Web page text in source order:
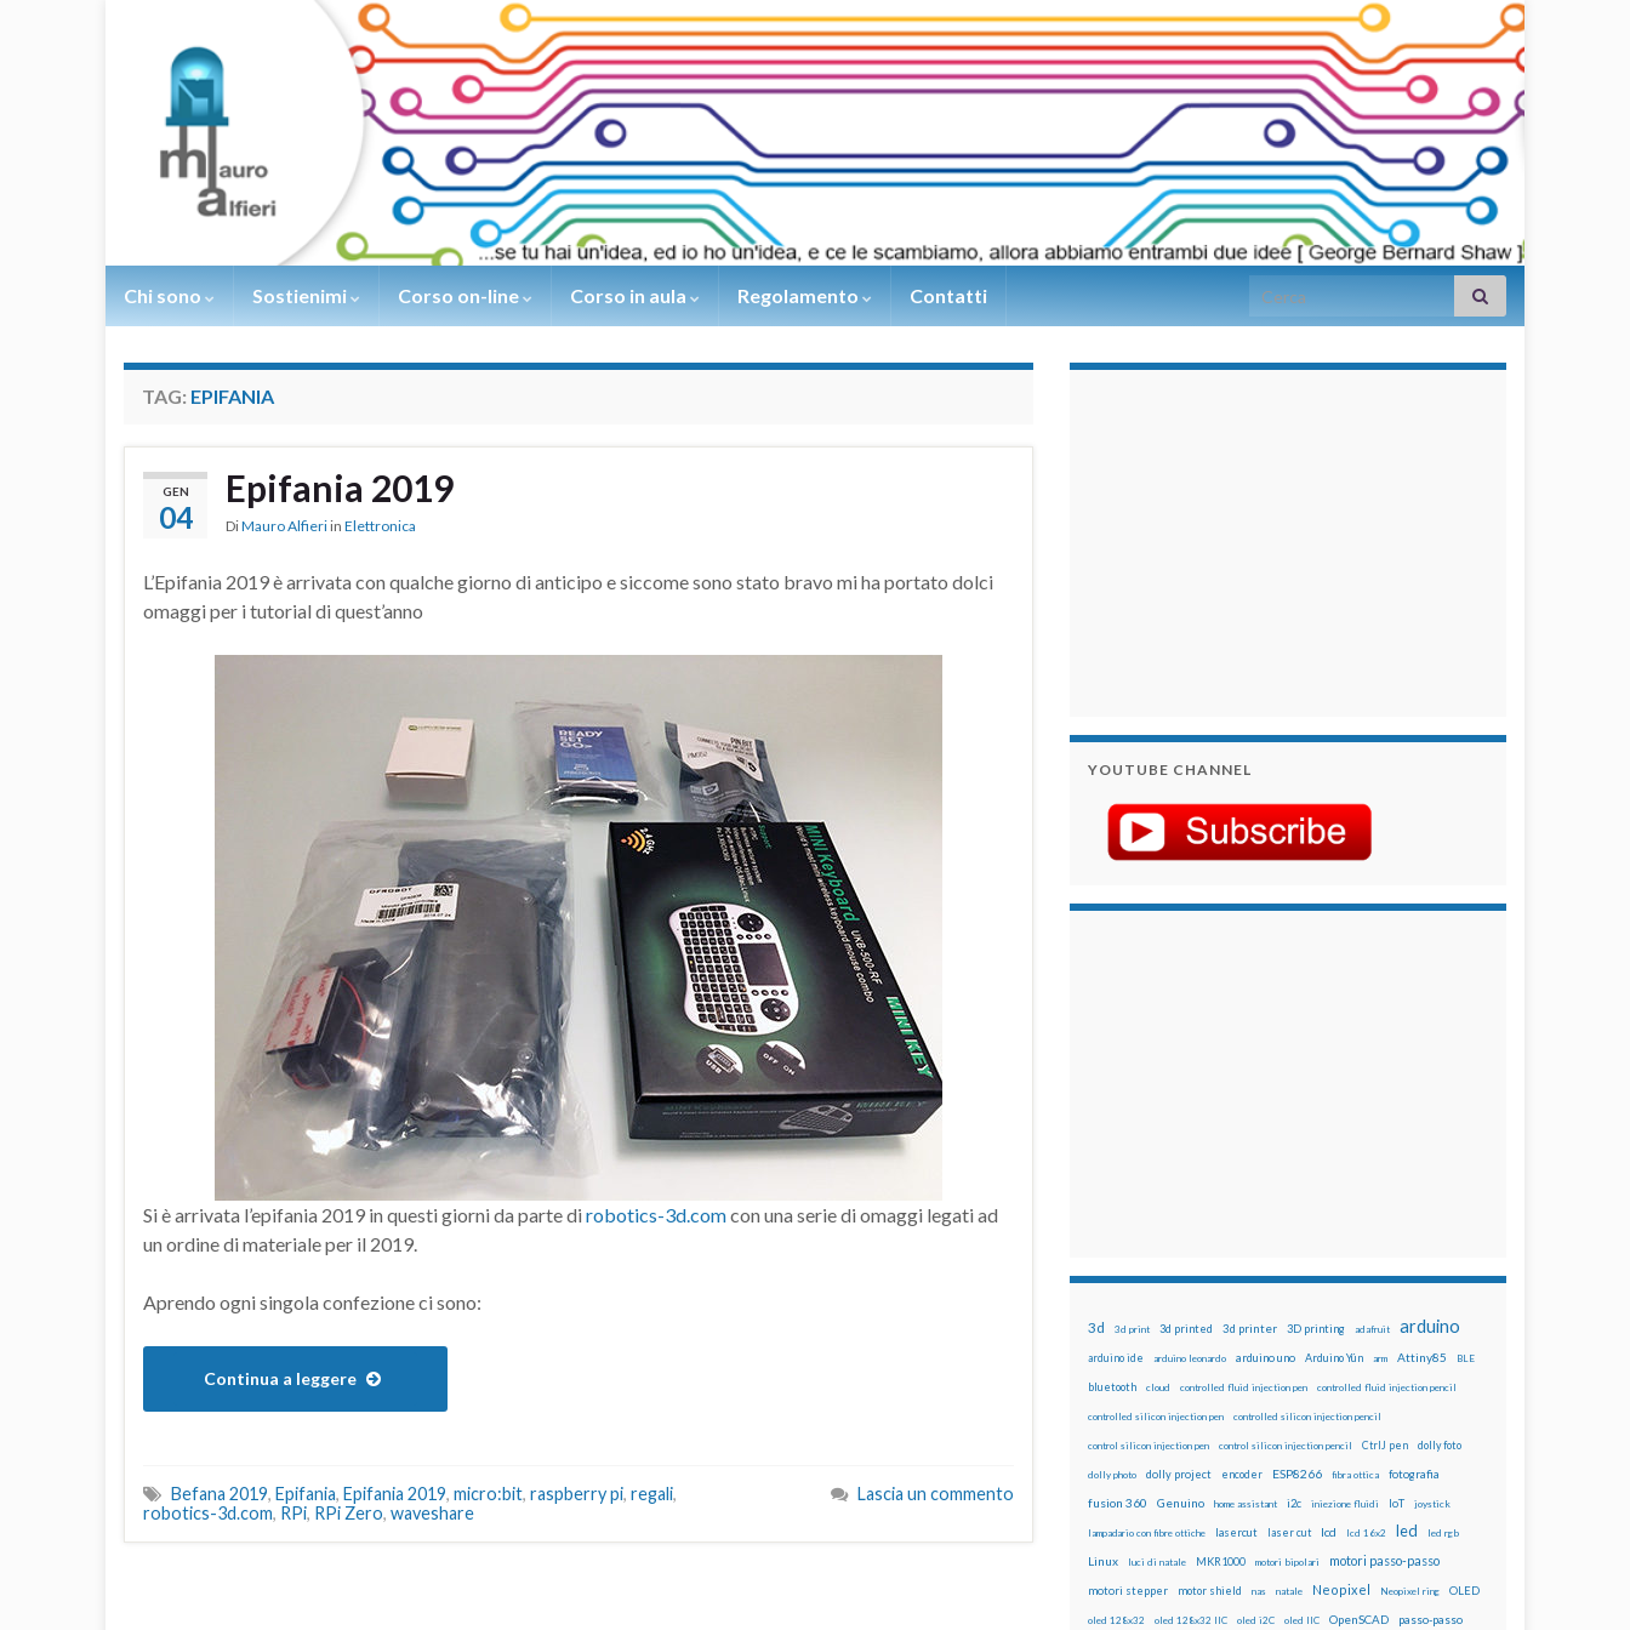
Chi sono Sostienimi Corso on-line Corso in aula Regolamento Contatti Search for:
TAG: EPIFANIA
GEN
04
Epifania 2019
DiMauro Alfieri in Elettronica
L’Epifania 2019 è arrivata con qualche giorno di anticipo e siccome sono stato bravo mi ha portato dolci
omaggi per i tutorial di quest’anno
Si è arrivata l’epifania 2019 in questi giorni da parte di robotics-3d.comcon una serie di omaggi legati ad
un ordine di materiale per il 2019.
Aprendo ogni singola confezione ci sono:
Continua a leggere
Befana 2019, Epifania, Epifania 2019, micro:bit, raspberry pi, regali,
robotics-3d.com, RPi, RPi Zero, waveshare
Lascia un commento
YOUTUBE CHANNEL
3d 3d print 3d printed 3d printer 3D printing adafruit arduino
arduino ide arduino leonardo arduino uno Arduino Yún arm Attiny85 BLE
bluetooth cloud controlled fluid injection pen controlled fluid injection pencil
controlled silicon injection pen controlled silicon injection pencil
control silicon injection pen control silicon injection pencil CtrlJ pen dolly foto
dolly photo dolly project encoder ESP8266 fibra ottica fotografia
fusion 360 Genuino home assistant i2c iniezione fluidi IoT joystick
lampadario con fibre ottiche lasercut laser cut lcd lcd 16x2 led led rgb
Linux luci di natale MKR1000 motori bipolari motori passo-passo
motori stepper motor shield nas natale Neopixel Neopixel ring OLED
oled 128x32 oled 128x32 IIC oled i2C oled IIC OpenSCAD passo-passo